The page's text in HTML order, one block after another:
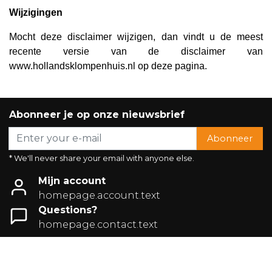
Wijzigingen
Mocht deze disclaimer wijzigen, dan vindt u de meest
recente versie van de disclaimer van
www.hollandsklompenhuis.nl op deze pagina.
Abonneer je op onze nieuwsbrief
Abonneer
* We'll never share your email with anyone else.
Mijn account
homepage.account.text
Questions?
homepage.contact.text